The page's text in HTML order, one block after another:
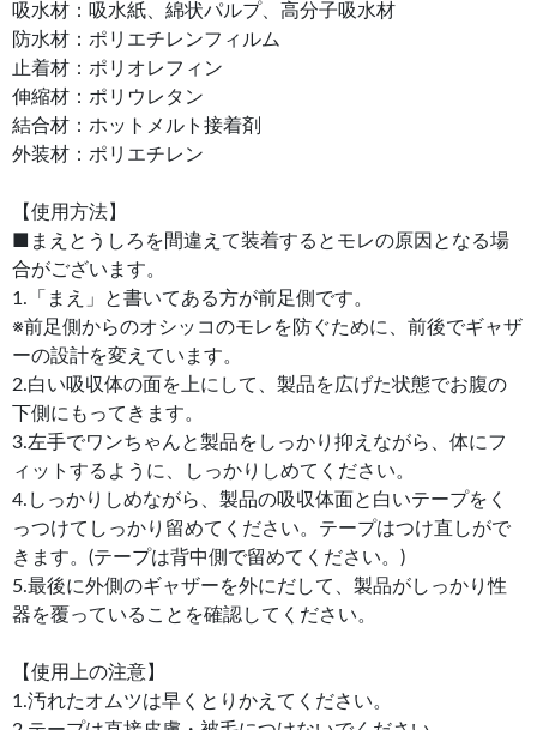
吸水材：吸水紙、綿状パルプ、高分子吸水材
防水材：ポリエチレンフィルム
止着材：ポリオレフィン
伸縮材：ポリウレタン
結合材：ホットメルト接着剤
外装材：ポリエチレン
【使用方法】
■まえとうしろを間違えて装着するとモレの原因となる場
合がございます。
1.「まえ」と書いてある方が前足側です。
※前足側からのオシッコのモレを防ぐために、前後でギャザ
ーの設計を変えています。
2.白い吸収体の面を上にして、製品を広げた状態でお腹の
下側にもってきます。
3.左手でワンちゃんと製品をしっかり抑えながら、体にフ
ィットするように、しっかりしめてください。
4.しっかりしめながら、製品の吸収体面と白いテープをく
っつけてしっかり留めてください。テープはつけ直しがで
きます。(テープは背中側で留めてください。)
5.最後に外側のギャザーを外にだして、製品がしっかり性
器を覆っていることを確認してください。
【使用上の注意】
1.汚れたオムツは早くとりかえてください。